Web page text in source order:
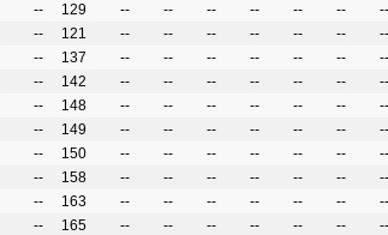
-- 129 -- -- -- -- -- -- --
-- 121 -- -- -- -- -- -- --
-- 137 -- -- -- -- -- -- --
-- 142 -- -- -- -- -- -- --
-- 148 -- -- -- -- -- -- --
-- 149 -- -- -- -- -- -- --
-- 150 -- -- -- -- -- -- --
-- 158 -- -- -- -- -- -- --
-- 163 -- -- -- -- -- -- --
-- 165 -- -- -- -- -- -- --